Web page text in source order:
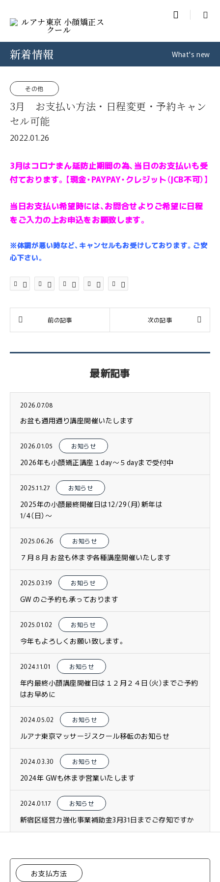

新着情報 What's new
その他
3月 お支払い方法・日程変更・予約キャン
セル可能
2022.01.26
3月はコロナまん延防止期間の為、当日のお支払いも受
付ております。【現金・PAYPAY・クレジット（JCB不可）】
当日お支払い希望時には、お問合せよりご希望に日程
をご入力の上お申込をお願致します。
※体調が悪い時など、キャンセルもお受けしております。ご安
心下さい。
最新記事
2026.07.08
お盆も通用通り講座開催いたします
2026.01.05 お知らせ
2026年も小顔矯正講座１day〜５dayまで受付中
2025.11.27 お知らせ
2025年の小顔最終開催日は12/29（月）新年は
1/4（日）〜
2025.06.26 お知らせ
７月８月 お盆も休まず各種講座開催いたします
2025.03.19 お知らせ
GW のご予約も承っております
2025.01.02 お知らせ
今年もよろしくお願い致します。
2024.11.01 お知らせ
年内最終小顔講座開催日は１２月２４日（火）までご予約
はお早めに
2024.05.02 お知らせ
ルアナ東京マッサージスクール移転のお知らせ
2024.03.30 お知らせ
2024年 GWも休まず営業いたします
2024.01.17 お知らせ
新宿区経営力強化事業補助金3月31日までご存知ですか
お支払方法